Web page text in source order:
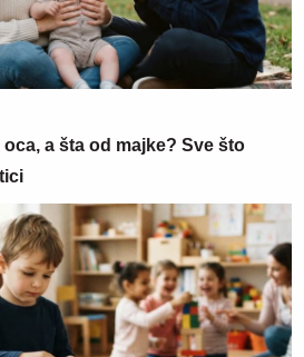
a šta od majke? Sve što